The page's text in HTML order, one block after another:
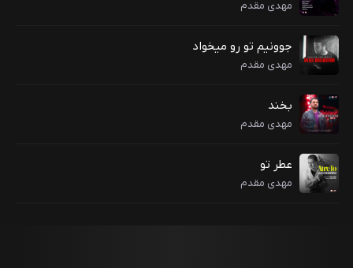
مهدی مقدم
جوونیم تو رو میخواد
مهدی مقدم
بخند
مهدی مقدم
عطر تو
مهدی مقدم